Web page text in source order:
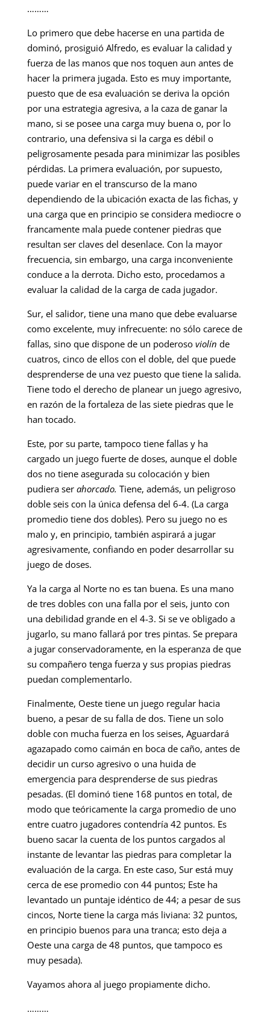
………
Lo primero que debe hacerse en una partida de
dominó, prosiguió Alfredo, es evaluar la calidad y
fuerza de las manos que nos toquen aun antes de
hacer la primera jugada. Esto es muy importante,
puesto que de esa evaluación se deriva la opción
por una estrategia agresiva, a la caza de ganar la
mano, si se posee una carga muy buena o, por lo
contrario, una defensiva si la carga es débil o
peligrosamente pesada para minimizar las posibles
pérdidas. La primera evaluación, por supuesto,
puede variar en el transcurso de la mano
dependiendo de la ubicación exacta de las fichas, y
una carga que en principio se considera mediocre o
francamente mala puede contener piedras que
resultan ser claves del desenlace. Con la mayor
frecuencia, sin embargo, una carga inconveniente
conduce a la derrota. Dicho esto, procedamos a
evaluar la calidad de la carga de cada jugador.
Sur, el salidor, tiene una mano que debe evaluarse
como excelente, muy infrecuente: no sólo carece de
fallas, sino que dispone de un poderoso violín de
cuatros, cinco de ellos con el doble, del que puede
desprenderse de una vez puesto que tiene la salida.
Tiene todo el derecho de planear un juego agresivo,
en razón de la fortaleza de las siete piedras que le
han tocado.
Este, por su parte, tampoco tiene fallas y ha
cargado un juego fuerte de doses, aunque el doble
dos no tiene asegurada su colocación y bien
pudiera ser ahorcado. Tiene, además, un peligroso
doble seis con la única defensa del 6-4. (La carga
promedio tiene dos dobles). Pero su juego no es
malo y, en principio, también aspirará a jugar
agresivamente, confiando en poder desarrollar su
juego de doses.
Ya la carga al Norte no es tan buena. Es una mano
de tres dobles con una falla por el seis, junto con
una debilidad grande en el 4-3. Si se ve obligado a
jugarlo, su mano fallará por tres pintas. Se prepara
a jugar conservadoramente, en la esperanza de que
su compañero tenga fuerza y sus propias piedras
puedan complementarlo.
Finalmente, Oeste tiene un juego regular hacia
bueno, a pesar de su falla de dos. Tiene un solo
doble con mucha fuerza en los seises, Aguardará
agazapado como caimán en boca de caño, antes de
decidir un curso agresivo o una huida de
emergencia para desprenderse de sus piedras
pesadas. (El dominó tiene 168 puntos en total, de
modo que teóricamente la carga promedio de uno
entre cuatro jugadores contendría 42 puntos. Es
bueno sacar la cuenta de los puntos cargados al
instante de levantar las piedras para completar la
evaluación de la carga. En este caso, Sur está muy
cerca de ese promedio con 44 puntos; Este ha
levantado un puntaje idéntico de 44; a pesar de sus
cincos, Norte tiene la carga más liviana: 32 puntos,
en principio buenos para una tranca; esto deja a
Oeste una carga de 48 puntos, que tampoco es
muy pesada).
Vayamos ahora al juego propiamente dicho.
………